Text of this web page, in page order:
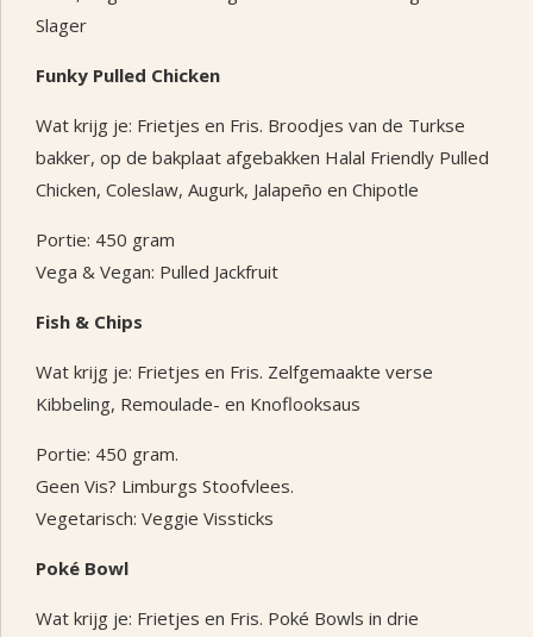
Slager
Funky Pulled Chicken
Wat krijg je: Frietjes en Fris. Broodjes van de Turkse
bakker, op de bakplaat afgebakken Halal Friendly Pulled
Chicken, Coleslaw, Augurk, Jalapeño en Chipotle
Portie: 450 gram
Vega & Vegan: Pulled Jackfruit
Fish & Chips
Wat krijg je: Frietjes en Fris. Zelfgemaakte verse
Kibbeling, Remoulade- en Knoflooksaus
Portie: 450 gram.
Geen Vis? Limburgs Stoofvlees.
Vegetarisch: Veggie Vissticks
Poké Bowl
Wat krijg je: Frietjes en Fris. Poké Bowls in drie